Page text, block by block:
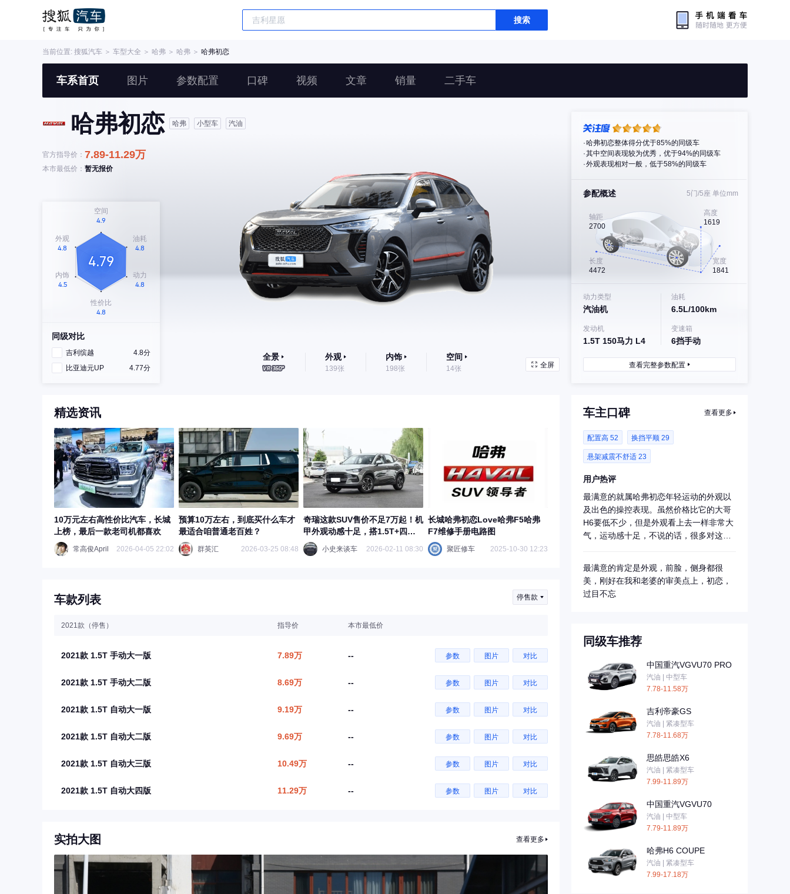
搜索
当前位置: 搜狐汽车 ＞ 车型大全 ＞ 哈弗 ＞ 哈弗 ＞ 哈弗初恋
车系首页 图片 参数配置 口碑 视频 文章 销量 二手车
哈弗初恋 哈弗 小型车 汽油
官方指导价： 7.89-11.29万
本市最低价： 暂无报价
同级对比
吉利缤越
4.8分
比亚迪元UP
4.77分
全景 外观
139张
内饰
198张
空间
14张 全屏
哈弗初恋整体得分优于85%的同级车
其中空间表现较为优秀，优于94%的同级车
外观表现相对一般，低于58%的同级车
参配概述 5门/5座 单位mm
轴距
2700
高度
1619
长度
4472
宽度
1841
动力类型
汽油机
油耗
6.5L/100km
发动机
1.5T 150马力 L4
变速箱
6挡手动
查看完整参数配置
精选资讯
10万元左右高性价比汽车，长城
上榜，最后一款老司机都喜欢
常高俊April 2026-04-05 22:02
预算10万左右，到底买什么车才
最适合咱普通老百姓？
群英汇 2026-03-25 08:48
奇瑞这款SUV售价不足7万起！机
甲外观动感十足，搭1.5T+四轮
独悬
小史来谈车 2026-02-11 08:30
长城哈弗初恋Love哈弗F5哈弗
F7维修手册电路图
聚匠修车 2025-10-30 12:23
车款列表 停售款
2021款（停售） 指导价 本市最低价
2021款 1.5T 手动大一版 7.89万 -- 参数 图片 对比
2021款 1.5T 手动大二版 8.69万 -- 参数 图片 对比
2021款 1.5T 自动大一版 9.19万 -- 参数 图片 对比
2021款 1.5T 自动大二版 9.69万 -- 参数 图片 对比
2021款 1.5T 自动大三版 10.49万 -- 参数 图片 对比
2021款 1.5T 自动大四版 11.29万 -- 参数 图片 对比
实拍大图 查看更多
车主口碑 查看更多
配置高 52 换挡平顺 29
悬架减震不舒适 23
用户热评
最满意的就属哈弗初恋年轻运动的外观以
及出色的操控表现。虽然价格比它的大哥
H6要低不少，但是外观看上去一样非常大
气，运动感十足，不说的话，很多对这车
最满意的肯定是外观，前脸，侧身都很
美，刚好在我和老婆的审美点上，初恋，
过目不忘
同级车推荐
中国重汽VGVU70 PRO
汽油 | 中型车
7.78-11.58万
吉利帝豪GS
汽油 | 紧凑型车
7.78-11.68万
思皓思皓X6
汽油 | 紧凑型车
7.99-11.89万
中国重汽VGVU70
汽油 | 中型车
7.79-11.89万
哈弗H6 COUPE
汽油 | 紧凑型车
7.99-17.18万